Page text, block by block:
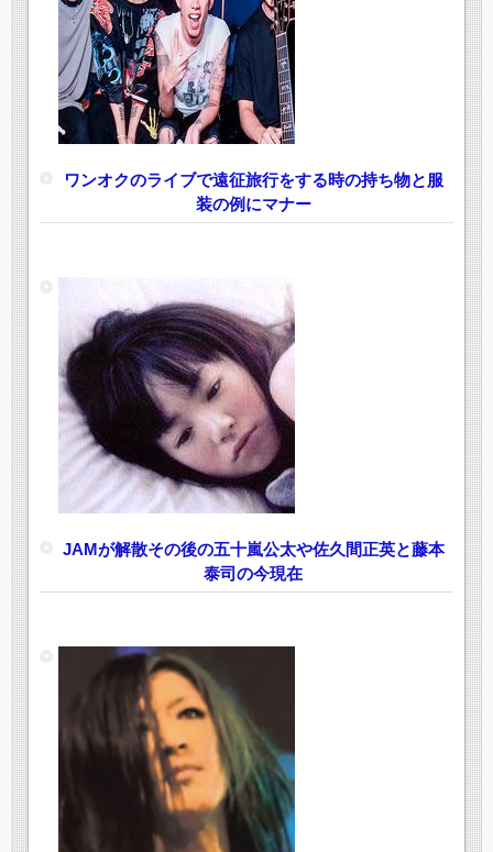
ワンオクのライブで遠征旅行をする時の持ち物と服
装の例にマナー
JAMが解散その後の五十嵐公太や佐久間正英と藤本
泰司の今現在